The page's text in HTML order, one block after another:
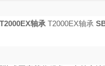
轴承 T2000EX轴承